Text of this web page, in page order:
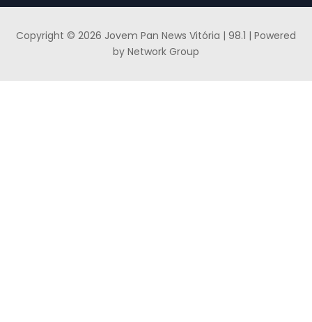
Copyright © 2026 Jovem Pan News Vitória | 98.1 | Powered
by Network Group